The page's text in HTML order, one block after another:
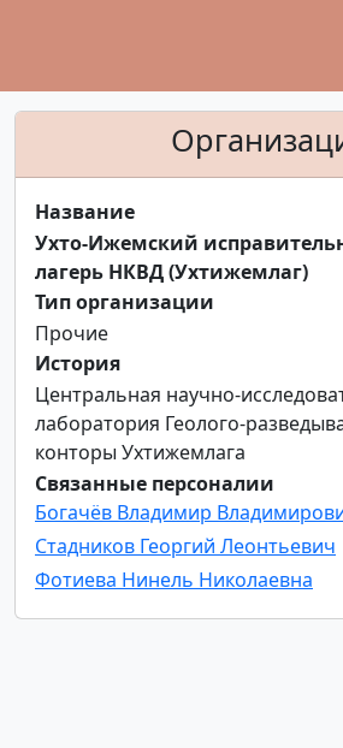
Название
Ухто-Ижемский
лагерь НКВД (Ухтижемлаг)
Тип организации
Прочие
История
Центральная научно-
лаборатория Геолого-
конторы Ухтижемлага
Связанные персоналии
Богачёв Владимир
Стадников Георгий Леонтьевич
Фотиева Нинель Николаевна